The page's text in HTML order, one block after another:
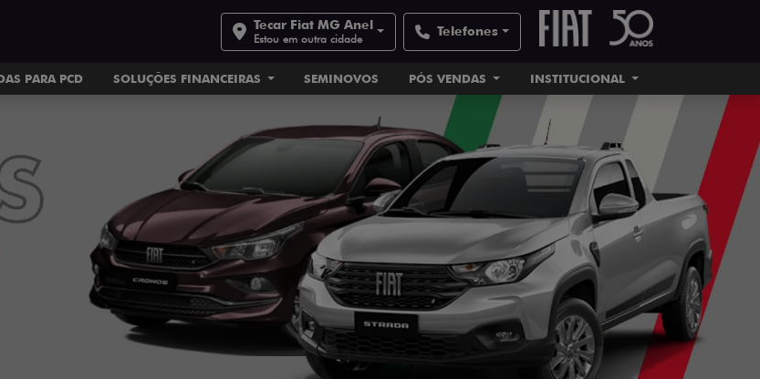
Tecar Fiat MG Anel
Estou em outra cidade Telefones
PARA PCD SOLUÇÕES FINANCEIRAS SEMINOVOS PÓS VENDAS INSTITUCIONAL